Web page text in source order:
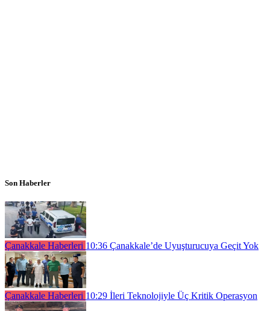
Son Haberler
Çanakkale Haberleri 10:36 Çanakkale’de Uyuşturucuya Geçit Yok
Çanakkale Haberleri 10:29 İleri Teknolojiyle Üç Kritik Operasyon